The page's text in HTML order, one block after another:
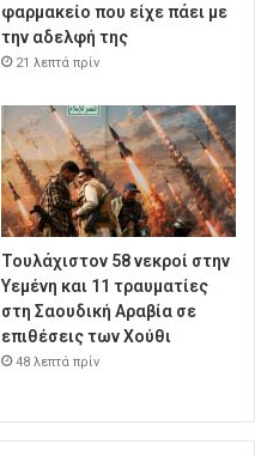
φαρμακείο που είχε πάει με
την αδελφή της
21 λεπτά πρίν
Τουλάχιστον 58 νεκροί στην
Υεμένη και 11 τραυματίες
στη Σαουδική Αραβία σε
επιθέσεις των Χούθι
48 λεπτά πρίν